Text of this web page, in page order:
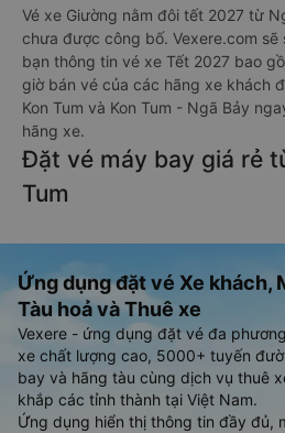
Vé xe Giường nằm đôi tết 2027 từ
chưa được công bố. Vexere.com sẽ
bạn thông tin vé xe Tết 2027 bao
giờ bán vé của các hãng xe khách
Kon Tum và Kon Tum - Ngã Bảy
hãng xe.
Đặt vé máy bay giá rẻ
Tum
Ứng dụng đặt vé Xe khách,
Tàu hoả và Thuê xe
Vexere - ứng dụng đặt vé đa
xe chất lượng cao, 5000+ tuyến
bay và hãng tàu cùng dịch vụ thuê
khắp các tỉnh thành tại Việt Nam.
Ứng dụng hiển thị thông tin đầy đủ,